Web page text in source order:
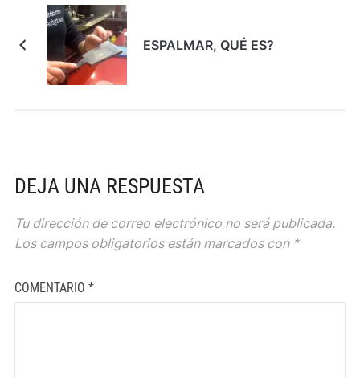
ESPALMAR, QUÉ ES?
DEJA UNA RESPUESTA
Tu dirección de correo electrónico no será publicada.
Los campos obligatorios están marcados con *
COMENTARIO *